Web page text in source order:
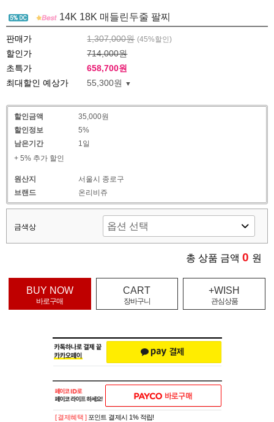
14K 18K 매들린두줄 팔찌
판매가 1,307,000원 (45%할인)
할인가
714,000원
초특가
658,700원
최대할인 예상가
55,300원
할인금액
35,000원
할인정보
5%
남은기간
1일
+ 5% 추가 할인
원산지
서울시 종로구
브랜드
온리비쥬
금색상
총 상품 금액 0 원
BUY NOW
바로구매
CART
장바구니
+WISH
관심상품
[ 결제혜택 ] 포인트 결제시 1% 적립!